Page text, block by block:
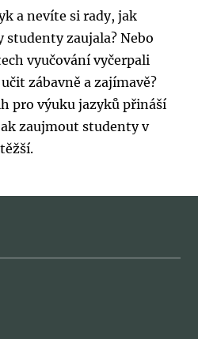
a nevíte si rady, jak
zaujala? Nebo
vyučování vyčerpali
zábavně a zajímavě?
pro výuku jazyků přináší
zaujmout studenty v